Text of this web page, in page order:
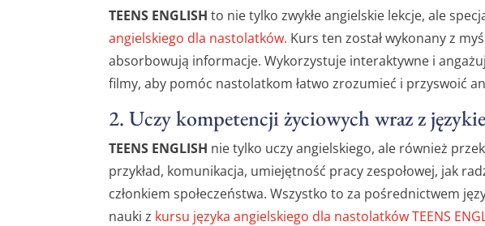
TEENS ENGLISH to nie tylko zwykłe angielskie lekcje, ale
angielskiego dla nastolatków. Kurs ten został wykonany z
absorbowują informacje. Wykorzystuje interaktywne i
filmy, aby pomóc nastolatkom łatwo zrozumieć i przyswoić
2. Uczy kompetencji życiowych wraz z
TEENS ENGLISH nie tylko uczy angielskiego, ale również
przykład, komunikacja, umiejętność pracy zespołowej, jak
członkiem społeczeństwa. Wszystko to za pośrednictwem
nauki z kursu języka angielskiego dla nastolatków TEENS